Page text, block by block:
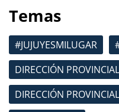
Temas
#JUJUYESMILUGAR
DIRECCIÓN
DIRECCIÓN